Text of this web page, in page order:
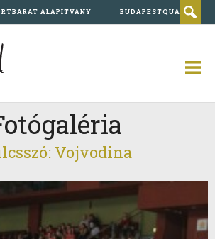
ALAPÍTVÁNY BUDAPESTQUAD
Vojvodina